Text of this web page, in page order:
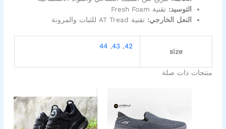
التوسيد: تقنية Fresh Foam
النعل الخارجي: تقنية AT Tread للثبات والمرونة
size
42
,
43
,
44
منتجات ذات صلة
1.200,00EGP.
899,00EGP.
العديد
الأشكال
الأصلي
هو:
1.200,00EGP.
الحالي
هو:
899,00EGP.
العديد
من
الأشكال